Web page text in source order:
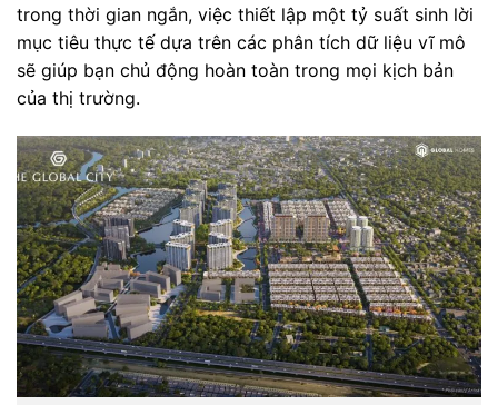
trong thời gian ngắn, việc thiết lập một tỷ suất sinh lời
mục tiêu thực tế dựa trên các phân tích dữ liệu vĩ mô
sẽ giúp bạn chủ động hoàn toàn trong mọi kịch bản
của thị trường.